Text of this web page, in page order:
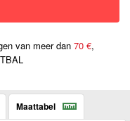
van meer dan 70 €,
Maattabel